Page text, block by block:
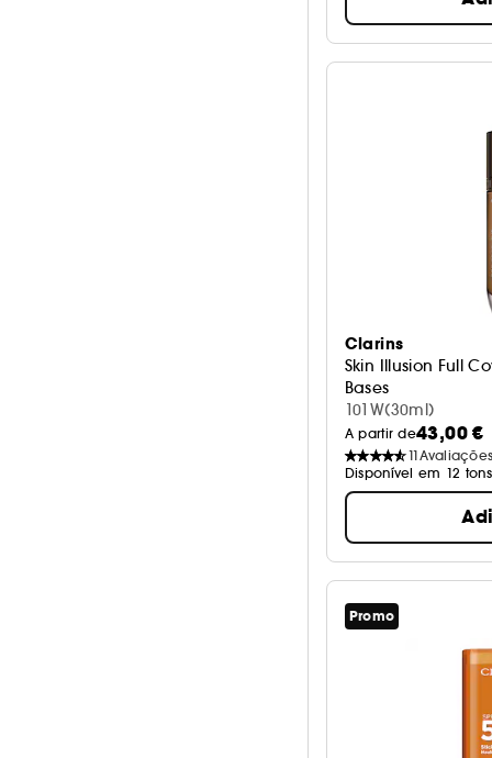
Clarins
Skin Illusion Full
Bases
101W(30ml)
A partir de43,00 €
11Avaliações
Disponível em 12 tons
Promo